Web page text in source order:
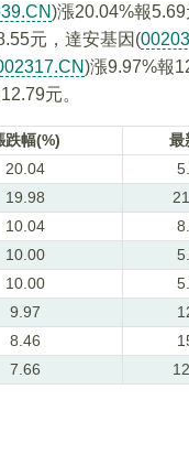
)漲20.04%報
元，達安基因(
)漲9.97%報
元。
跌幅(%)
最
20.04
19.98
10.04
10.00
10.00
9.97
8.46
7.66